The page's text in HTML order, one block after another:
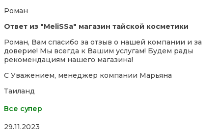
Роман
Ответ из "MeliSSa" магазин тайской косметики
Роман, Вам спасибо за отзыв о нашей компании и за
доверие! Мы всегда к Вашим услугам! Будем рады
рекомендациям нашего магазина!
С Уважением, менеджер компании Марьяна
Таиланд
Все супер
Rated
29.11.2023